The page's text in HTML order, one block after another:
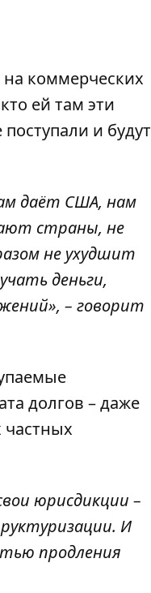
коммерческих
ей там эти
и будут
даёт США, нам
страны, не
не ухудшит
деньги,
», – говорит
долгов – даже
частных
юрисдикции –
И
продления